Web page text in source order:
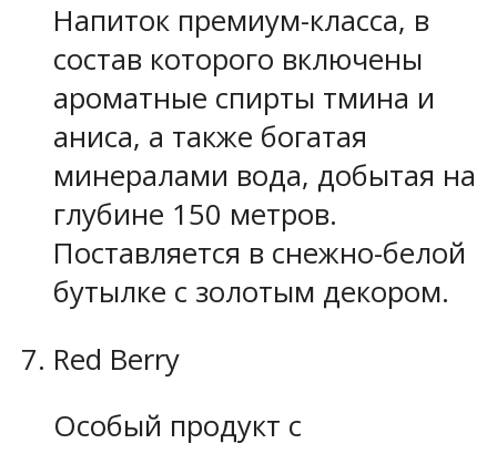
Напиток премиум-класса, в
состав которого включены
ароматные спирты тмина и
аниса, а также богатая
минералами вода, добытая на
глубине 150 метров.
Поставляется в снежно-белой
бутылке с золотым декором.
Red Berry
Особый продукт с